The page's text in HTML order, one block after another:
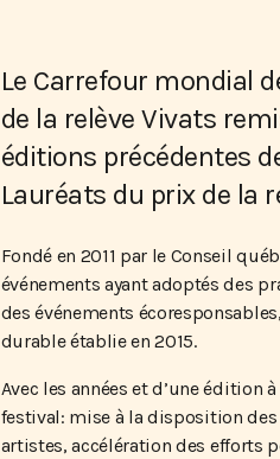
Le Carrefour mondial
de la relève Vivats
éditions précédentes
Lauréats du prix de la
Fondé en 2011 par le Conseil
événements ayant adoptés des
des événements
durable établie en 2015.
Avec les années et d’une édition
festival: mise à la disposition
artistes, accélération des efforts